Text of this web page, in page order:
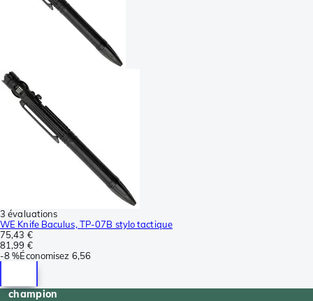
3 évaluations
WE Knife Baculus, TP-07B stylo tactique
75,43 €
81,99 €
-8 %Économisez 6,56
champion